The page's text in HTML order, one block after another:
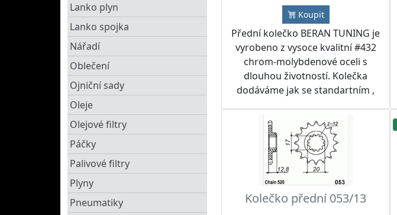
Lanko plyn
Lanko spojka
Nářadí
Oblečení
Ojniční sady
Oleje
Olejové filtry
Páčky
Palivové filtry
Plyny
Pneumatiky
Koupit
Přední kolečko BERAN TUNING je
vyrobeno z vysoce kvalitní #432
chrom-molybdenové oceli s
dlouhou životností. Kolečka
dodáváme jak se standartním ,
Doporučujeme kolečko použít
spolu s RK nebo IRIS řetězem a
rozetou BERAN TUNING nebo
SUPERSPROX do řetězových sad
dle přání zákazníka.
Kolečko přední 053/13